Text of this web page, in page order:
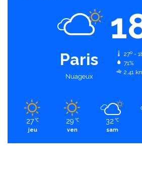
Paris
Nuageux
27º -
71%
2.41
27 ℃
jeu
29 ℃
ven
32 ℃
sam